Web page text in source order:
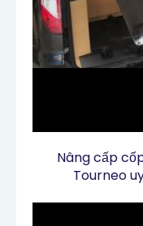
Nâng cấp
Tourneo